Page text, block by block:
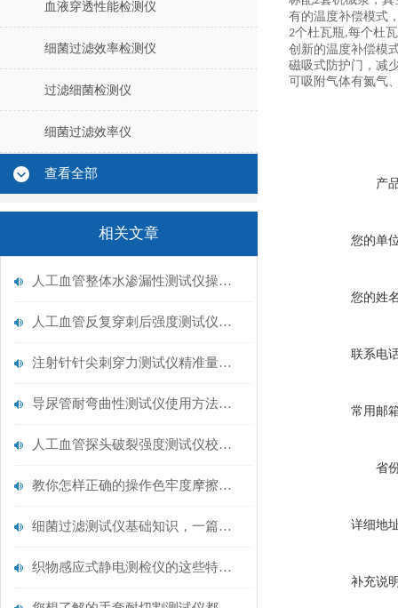
血液穿透性能检测仪
细菌过滤效率检测仪
过滤细菌检测仪
细菌过滤效率仪
查看全部
相关文章
人工血管整体水渗漏性测试仪操作中最容易出错的步骤
人工血管反复穿刺后强度测试仪是什么？透析患者的“生命管“质量靠它把关！
注射针针尖刺穿力测试仪精准量化针尖锋利度，构筑临床安全防线
导尿管耐弯曲性测试仪使用方法与操作规范
人工血管探头破裂强度测试仪校准规范：精准赋能医疗安全的技术基准
教你怎样正确的操作色牢度摩擦测试机
细菌过滤测试仪基础知识，一篇搞定
织物感应式静电测检仪的这些特点很少有人都知道
有的温度补偿模式
2个杜瓦瓶,每个杜
创新的温度补偿模
磁吸式防护门，减
可吸附气体有氮气
产
您的单
您的姓
联系电
常用邮
省
详细地
补充说